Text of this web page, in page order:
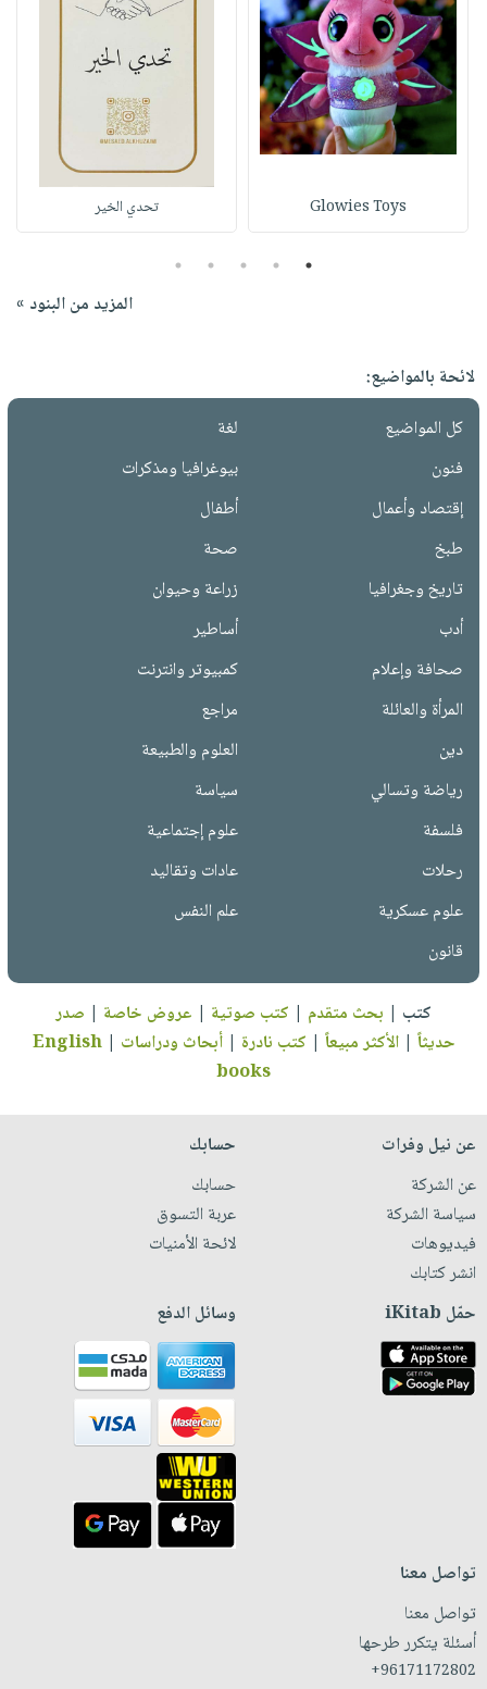
Glowies Toys تحدي الخير
1
2
3
4
5
المزيد من البنود »
لائحة بالمواضيع:
كل المواضيع
لغة
فنون
بيوغرافيا ومذكرات
إقتصاد وأعمال
أطفال
طبخ
صحة
تاريخ وجغرافيا
زراعة وحيوان
أدب
أساطير
صحافة وإعلام
كمبيوتر وانترنت
المرأة والعائلة
مراجع
دين
العلوم والطبيعة
رياضة وتسالي
سياسة
فلسفة
علوم إجتماعية
رحلات
عادات وتقاليد
علوم عسكرية
علم النفس
قانون
كتب | بحث متقدم | كتب صوتية | عروض خاصة | صدر
حديثاً |الأكثر مبيعاً | كتب نادرة |أبحاث ودراسات |
English
books
عن نيل وفرات
عن الشركة
سياسة الشركة
فيديوهات
انشر كتابك
حسابك
حسابك
عربة التسوق
لائحة الأمنيات
حمّل iKitab وسائل الدفع
تواصل معنا
تواصل معنا
أسئلة يتكرر طرحها
+96171172802